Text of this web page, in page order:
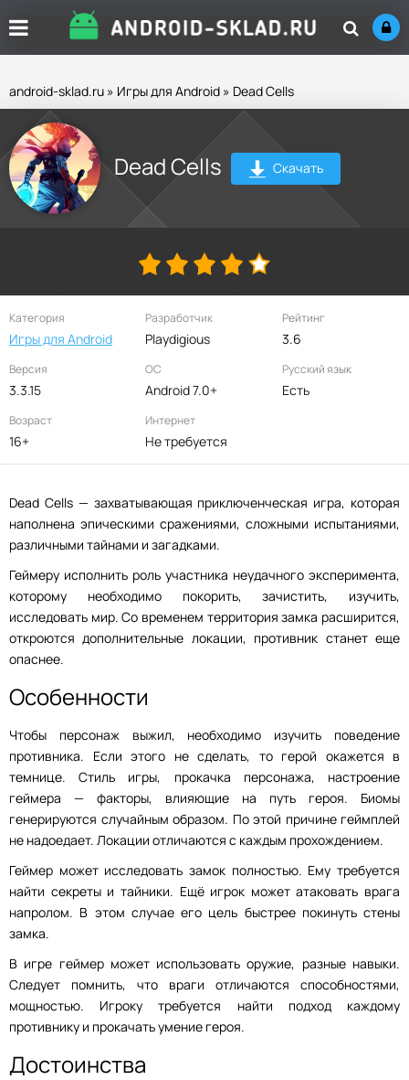
android-sklad.ru » Игры для Android » Dead Cells
Dead Cells Скачать
Категория
Игры для Android
Разработчик
Playdigious
Рейтинг
3.6
Версия
3.3.15
ОС
Android 7.0+
Русский язык
Есть
Возраст
16+
Интернет
Не требуется
Dead Cells — захватывающая приключенческая игра, которая
наполнена эпическими сражениями, сложными испытаниями,
различными тайнами и загадками.
Геймеру исполнить роль участника неудачного эксперимента,
которому необходимо покорить, зачистить, изучить,
исследовать мир. Со временем территория замка расширится,
откроются дополнительные локации, противник станет еще
опаснее.
Особенности
Чтобы персонаж выжил, необходимо изучить поведение
противника. Если этого не сделать, то герой окажется в
темнице. Стиль игры, прокачка персонажа, настроение
геймера — факторы, влияющие на путь героя. Биомы
генерируются случайным образом. По этой причине геймплей
не надоедает. Локации отличаются с каждым прохождением.
Геймер может исследовать замок полностью. Ему требуется
найти секреты и тайники. Ещё игрок может атаковать врага
напролом. В этом случае его цель быстрее покинуть стены
замка.
В игре геймер может использовать оружие, разные навыки.
Следует помнить, что враги отличаются способностями,
мощностью. Игроку требуется найти подход каждому
противнику и прокачать умение героя.
Достоинства